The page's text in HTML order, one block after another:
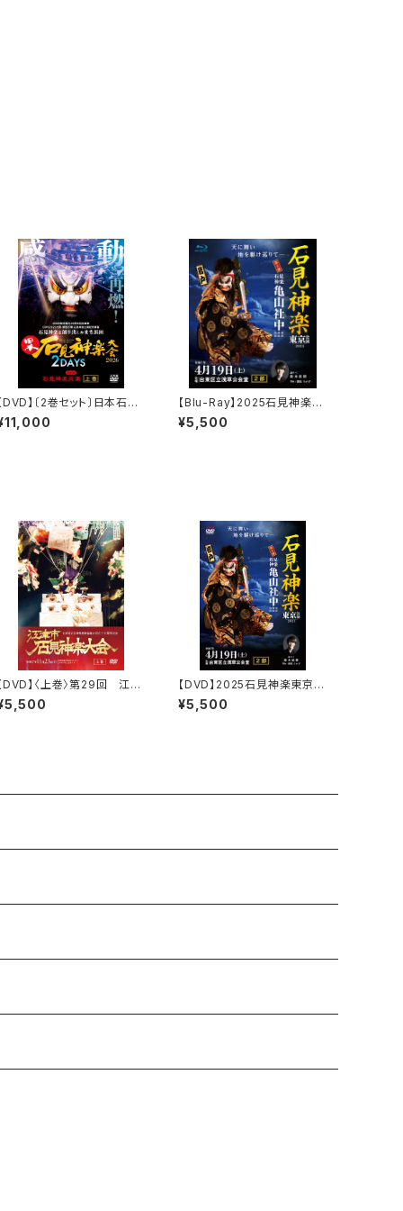
DVD】〔2巻セット〕日本石見
楽大会2026 2DAYS【DA
2】石見神楽共演
【Blu-Ray】2025石見神楽東
京公演 石見神楽亀山社中
〈2部〉
¥5,500
DVD】〈上巻〉第29回 江津
石見神楽大会（江津市石見
楽連絡協議会三十周年記
【DVD】2025石見神楽東京公
演 石見神楽亀山社中〈2部〉
¥5,500